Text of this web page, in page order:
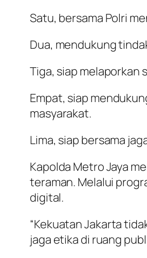
Satu, bersama Polri
Dua, mendukung
Tiga, siap melaporkan
Empat, siap
masyarakat.
Lima, siap bersama
Kapolda Metro Jaya
teraman. Melalui
digital.
“Kekuatan Jakarta
jaga etika di ruang